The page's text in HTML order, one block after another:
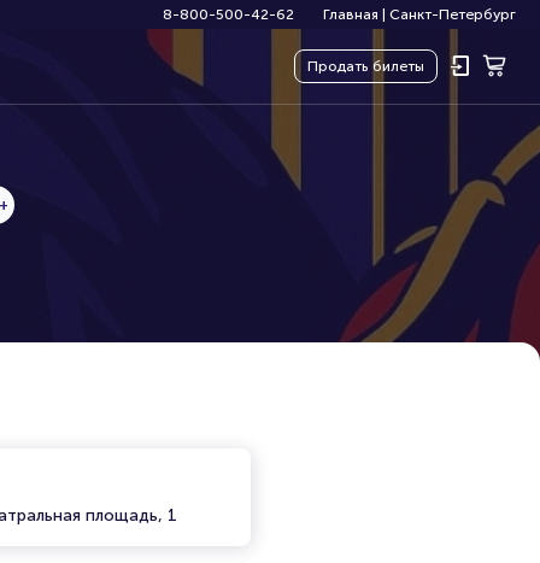
8-800-500-42-62 Главная Санкт-Петербург
Продать билеты
площадь, 1